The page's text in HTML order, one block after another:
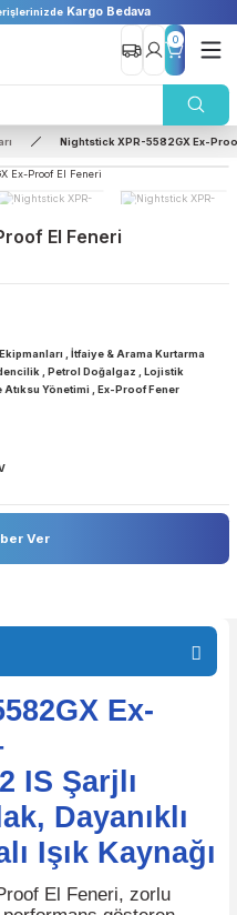
Kargo Bedava
0
Proof El Feneri
Ekipmanları,İtfaiye & Arama
Ex-
–
IS Şarjlı